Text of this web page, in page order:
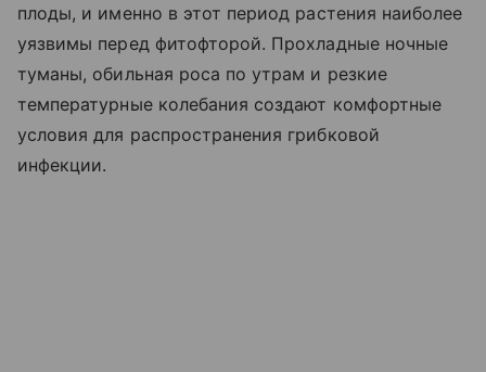
плоды, и именно в этот период растения наиболее
уязвимы перед фитофторой. Прохладные ночные
туманы, обильная роса по утрам и резкие
температурные колебания создают комфортные
условия для распространения грибковой
инфекции.